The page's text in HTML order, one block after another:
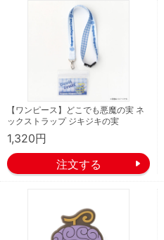
【ワンピース】どこでも悪魔の実 ネ
ックストラップ ジキジキの実
1,320円